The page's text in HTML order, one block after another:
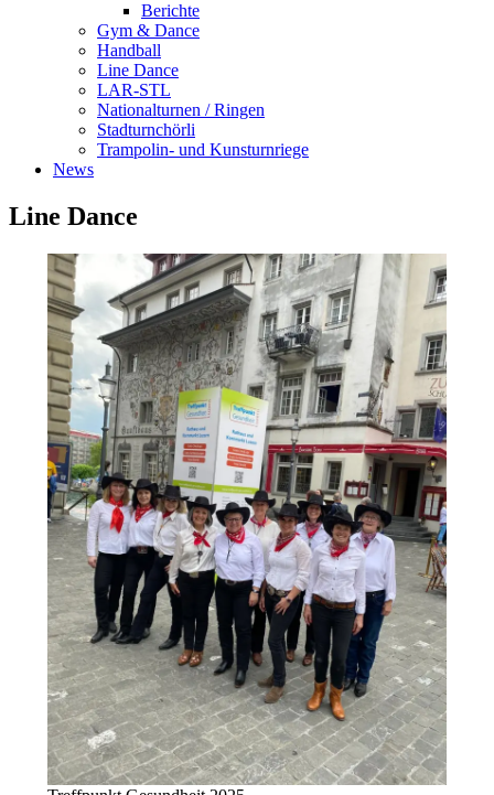
Berichte
Gym & Dance
Handball
Line Dance
LAR-STL
Nationalturnen / Ringen
Stadturnchörli
Trampolin- und Kunsturnriege
News
Line Dance